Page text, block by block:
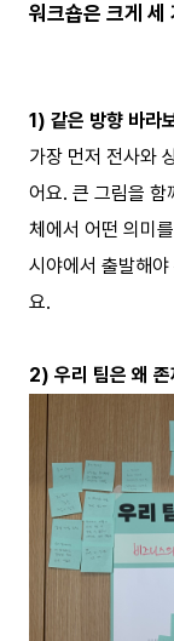
워크숍은 크게 세
1) 같은 방향 바라
가장 먼저 전사와
어요. 큰 그림을 함
체에서 어떤 의미
시야에서 출발해
요.
2) 우리 팀은 왜